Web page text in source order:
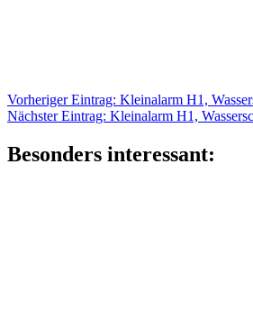
Beitragsnavigation
Vorheriger Eintrag: Vorheriger
Eintrag:
Kleinalarm H1,
Nächster Eintrag: Nächster
Kleinalarm H1,
Besonders interessant: